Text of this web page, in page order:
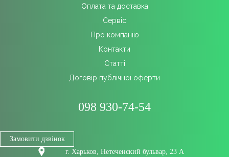
Оплата та доставка
Сервіс
Про компанію
Контакти
Cтатті
Договір публічної оферти
098 930-74-54
Замовити дзвінок
г. Харьков, Нетеченский бульвар, 23 А